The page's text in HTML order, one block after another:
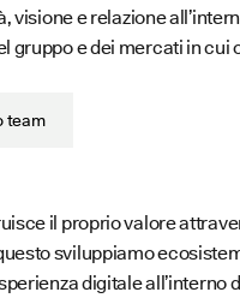
visione e relazione
gruppo e dei mercati in cui
team
il proprio valore
sviluppiamo
digitale